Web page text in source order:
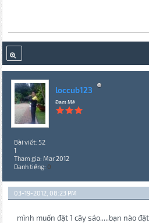
loccub123
Đam Mê
Bài viết: 52
1
Tham gia: Mar 2012
Danh tiếng: 0
03-19-2012, 08:23 PM
mình muốn đặt 1 cây sáo.....bạn nào